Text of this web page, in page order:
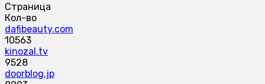
Страница
Кол-во
dafibeauty.com
10563
kinozal.tv
9528
doorblog.jp